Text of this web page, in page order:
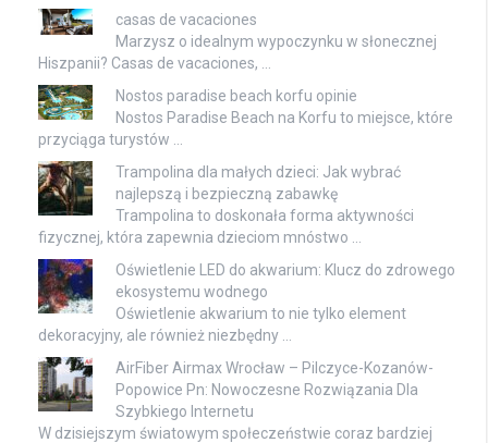
casas de vacaciones
Marzysz o idealnym wypoczynku w słonecznej
Hiszpanii? Casas de vacaciones, …
Nostos paradise beach korfu opinie
Nostos Paradise Beach na Korfu to miejsce, które
przyciąga turystów …
Trampolina dla małych dzieci: Jak wybrać
najlepszą i bezpieczną zabawkę
Trampolina to doskonała forma aktywności
fizycznej, która zapewnia dzieciom mnóstwo …
Oświetlenie LED do akwarium: Klucz do zdrowego
ekosystemu wodnego
Oświetlenie akwarium to nie tylko element
dekoracyjny, ale również niezbędny …
AirFiber Airmax Wrocław – Pilczyce-Kozanów-
Popowice Pn: Nowoczesne Rozwiązania Dla
Szybkiego Internetu
W dzisiejszym światowym społeczeństwie coraz bardziej